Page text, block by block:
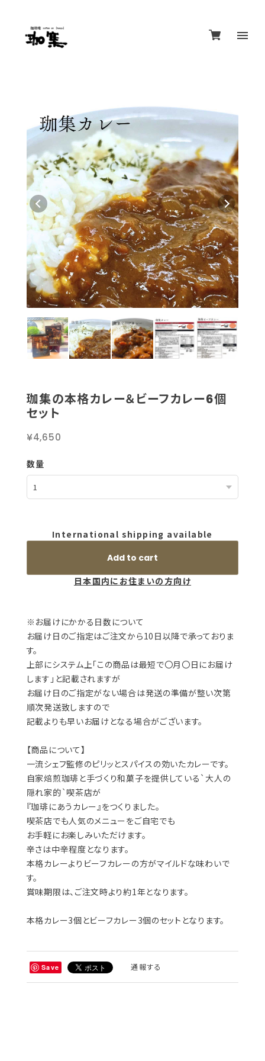
珈集の本格カレー＆ビーフカレー6個
セット
¥4,650
数量
International shipping available
Add to cart
日本国内にお住まいの方向け
※お届けにかかる日数について
お届け日のご指定はご注文から10日以降で承っておりま
す。
上部にシステム上「この商品は最短で〇月〇日にお届け
します」と記載されますが
お届け日のご指定がない場合は発送の準備が整い次第
順次発送致しますので
記載よりも早いお届けとなる場合がございます。
【商品について】
一流シェフ監修のピリッとスパイスの効いたカレーです。
自家焙煎珈琲と手づくり和菓子を提供している`大人の
隠れ家的`喫茶店が
『珈琲にあうカレー』をつくりました。
喫茶店でも人気のメニューをご自宅でも
お手軽にお楽しみいただけます。
辛さは中辛程度となります。
本格カレーよりビーフカレーの方がマイルドな味わいで
す。
賞味期限は、ご注文時より約1年となります。
本格カレー3個とビーフカレー3個のセットとなります。
Save 通報する